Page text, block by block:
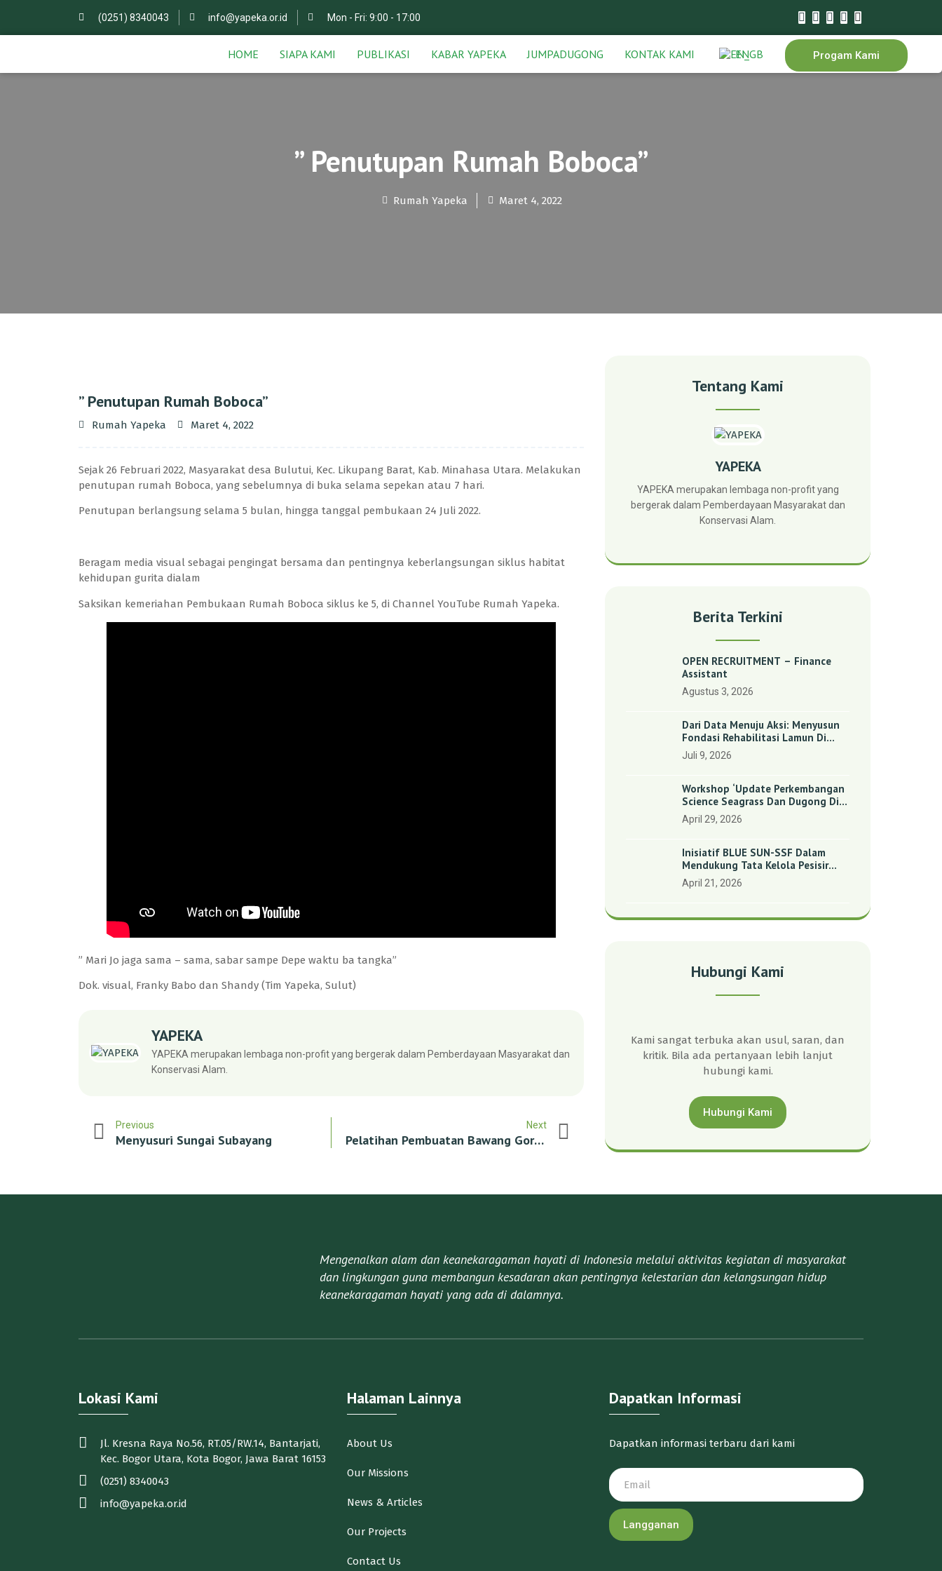
(0251) 8340043 info@yapeka.or.id Mon - Fri: 9:00 - 17:00
HOME SIAPA KAMI PUBLIKASI KABAR YAPEKA JUMPADUGONG KONTAK KAMI EN Progam Kami
” Penutupan Rumah Boboca”
Rumah Yapeka Maret 4, 2022
” Penutupan Rumah Boboca”
Rumah Yapeka Maret 4, 2022
Sejak 26 Februari 2022, Masyarakat desa Bulutui, Kec. Likupang Barat, Kab. Minahasa Utara. Melakukan
penutupan rumah Boboca, yang sebelumnya di buka selama sepekan atau 7 hari.
Penutupan berlangsung selama 5 bulan, hingga tanggal pembukaan 24 Juli 2022.
Beragam media visual sebagai pengingat bersama dan pentingnya keberlangsungan siklus habitat
kehidupan gurita dialam
Saksikan kemeriahan Pembukaan Rumah Boboca siklus ke 5, di Channel YouTube Rumah Yapeka.
” Mari Jo jaga sama – sama, sabar sampe Depe waktu ba tangka”
Dok. visual, Franky Babo dan Shandy (Tim Yapeka, Sulut)
YAPEKA
YAPEKA merupakan lembaga non-profit yang bergerak dalam Pemberdayaan Masyarakat dan
Konservasi Alam.
Previous
Menyusuri Sungai Subayang
Next
Pelatihan Pembuatan Bawang Goreng Sebagai Industri Rumah Tangga
Tentang Kami
YAPEKA
YAPEKA merupakan lembaga non-profit yang
bergerak dalam Pemberdayaan Masyarakat dan
Konservasi Alam.
Berita Terkini
OPEN RECRUITMENT – Finance
Assistant
Agustus 3, 2026
Dari Data Menuju Aksi: Menyusun
Fondasi Rehabilitasi Lamun Di
Benan Dan Sebong Lagoi,
Kepulauan Riau
Juli 9, 2026
Workshop ‘Update Perkembangan
Science Seagrass Dan Dugong Di
Indonesia’: Perkuat Dasar Ilmiah
Dan Kolaborasi Konservasi
April 29, 2026
Inisiatif BLUE SUN-SSF Dalam
Mendukung Tata Kelola Pesisir
Melalui Pemetaan Partisipatif Di
Enam Desa Kepulauan Riau
April 21, 2026
Hubungi Kami
Kami sangat terbuka akan usul, saran, dan
kritik. Bila ada pertanyaan lebih lanjut
hubungi kami.
Hubungi Kami
Mengenalkan alam dan keanekaragaman hayati di Indonesia melalui aktivitas kegiatan di masyarakat
dan lingkungan guna membangun kesadaran akan pentingnya kelestarian dan kelangsungan hidup
keanekaragaman hayati yang ada di dalamnya.​
Lokasi Kami
Jl. Kresna Raya No.56, RT.05/RW.14, Bantarjati,
Kec. Bogor Utara, Kota Bogor, Jawa Barat 16153
(0251) 8340043
info@yapeka.or.id
Halaman Lainnya
About Us
Our Missions
News & Articles
Our Projects
Contact Us
Dapatkan Informasi
Dapatkan informasi terbaru dari kami
Langganan